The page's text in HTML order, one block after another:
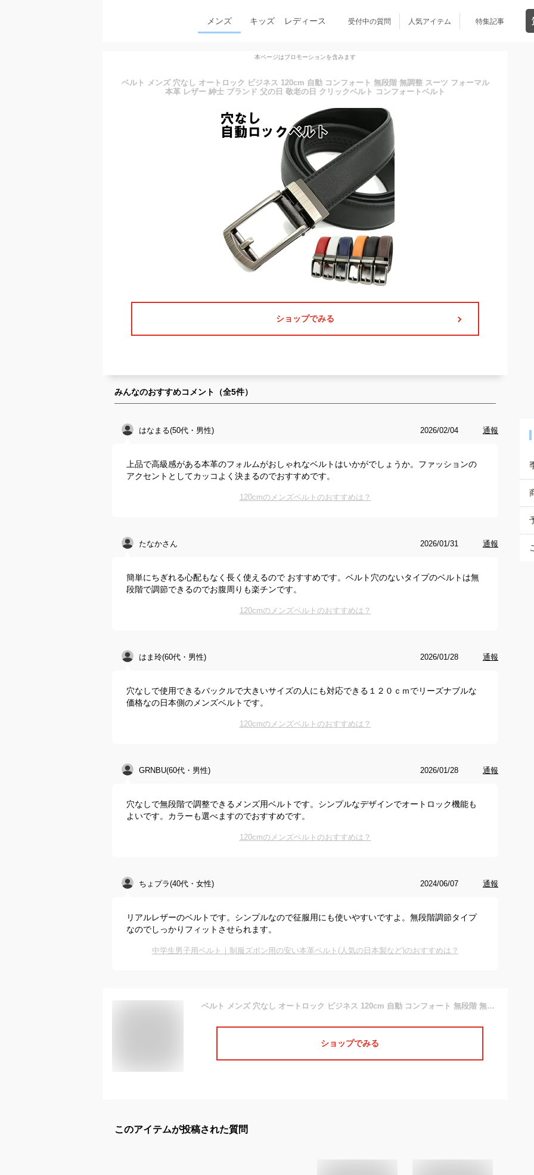
メンズ キッズ レディース 受付中の質問 人気アイテム 特集記事
本ページはプロモーションを含みます
ベルト メンズ 穴なし オートロック ビジネス 120cm 自動 コンフォート 無段階 無調整 スーツ フォーマル
本革 レザー 紳士 ブランド 父の日 敬老の日 クリックベルト コンフォートベルト
ショップでみる
みんなのおすすめコメント（全5件）
はなまる(50代・男性) 2026/02/04 通報
上品で高級感がある本革のフォルムがおしゃれなベルトはいかがでしょうか。ファッションの
アクセントとしてカッコよく決まるのでおすすめです。
120cmのメンズベルトのおすすめは？
たなかさん 2026/01/31 通報
簡単にちぎれる心配もなく長く使えるので おすすめです。ベルト穴のないタイプのベルトは無
段階で調節できるのでお腹周りも楽チンです。
120cmのメンズベルトのおすすめは？
はま玲(60代・男性) 2026/01/28 通報
穴なしで使用できるバックルで大きいサイズの人にも対応できる１２０ｃｍでリーズナブルな
価格なの日本側のメンズベルトです。
120cmのメンズベルトのおすすめは？
GRNBU(60代・男性) 2026/01/28 通報
穴なしで無段階で調整できるメンズ用ベルトです。シンプルなデザインでオートロック機能も
よいです。カラーも選べますのでおすすめです。
120cmのメンズベルトのおすすめは？
ちょプラ(40代・女性) 2024/06/07 通報
リアルレザーのベルトです。シンプルなので征服用にも使いやすいですよ。無段階調節タイプ
なのでしっかりフィットさせられます。
中学生男子用ベルト｜制服ズボン用の安い本革ベルト(人気の日本製など)のおすすめは？
ベルト メンズ 穴なし オートロック ビジネス 120cm 自動 コンフォート 無段階 無調整 スーツ フォーマル 本革 レザー 紳士 ブランド 父の日 敬老の日 クリックベルト コンフォートベルト
ショップでみる
このアイテムが投稿された質問